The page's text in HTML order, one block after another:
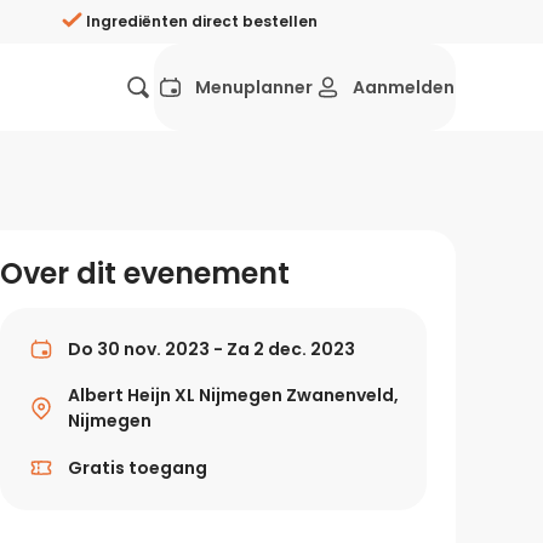
Ingrediënten direct bestellen
Wat eten we vandaag?
Gezonde recepten
Recepten avondeten
Makkelijke recepten
Menuplanner Aanmelden
Over dit evenement
Do 30 nov. 2023 - Za 2 dec. 2023
Albert Heijn XL Nijmegen Zwanenveld,
Nijmegen
Gratis toegang